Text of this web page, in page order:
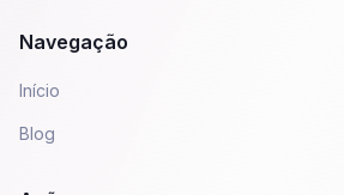
Navegação
Início
Blog